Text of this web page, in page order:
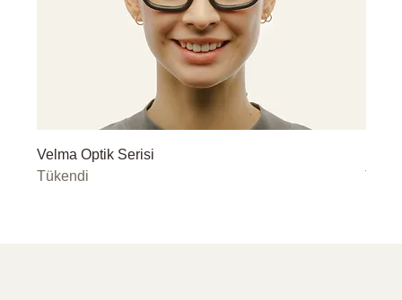
Velma Optik Serisi
Tükendi